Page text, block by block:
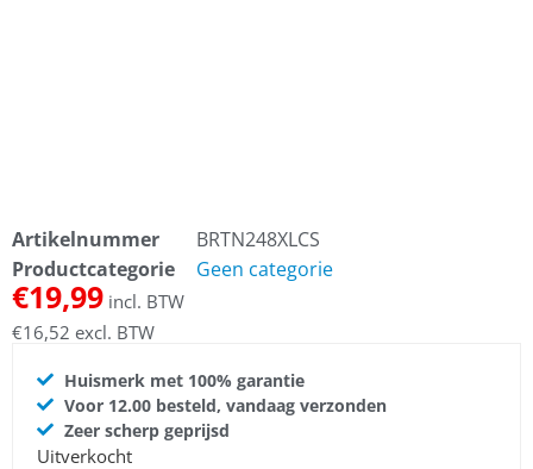
Artikelnummer
BRTN248XLCS
Productcategorie
Geen categorie
€19,99 incl. BTW
€16,52 excl. BTW
Huismerk met 100% garantie
Voor 12.00 besteld, vandaag verzonden
Zeer scherp geprijsd
Uitverkocht